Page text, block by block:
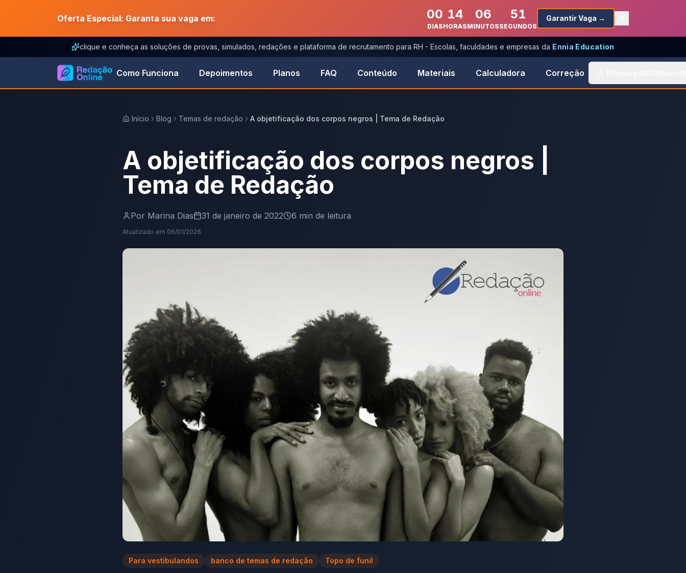
Oferta Especial: Garanta sua vaga em: 00
DIAS
14
HORAS
06
MINUTOS
51
SEGUNDOS
Garantir Vaga →
clique e conheça as soluções de provas, simulados, redações e plataforma de recrutamento para RH - Escolas, faculdades e empresas da Ennia Education
Como Funciona Depoimentos Planos FAQ Conteúdo Materiais Calculadora Correção
Início Blog Temas de redação A objetificação dos corpos negros | Tema de Redação
A objetificação dos corpos negros |
Tema de Redação
Por Marina Dias 31 de janeiro de 2022 6 min de leitura
Atualizado em 06/01/2026
Para vestibulandos banco de temas de redação Topo de funil